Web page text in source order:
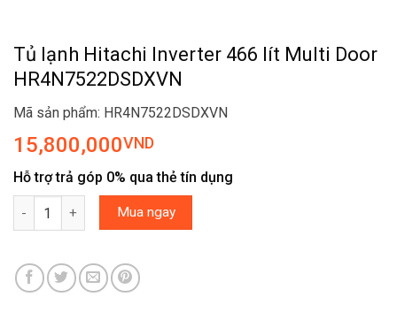
Tủ lạnh Hitachi Inverter 466 lít Multi Door
HR4N7522DSDXVN
Mã sản phẩm: HR4N7522DSDXVN
15,800,000VND
Hỗ trợ trả góp 0% qua thẻ tín dụng
Tủ lạnh Hitachi Inverter 466 lít Multi Door HR4N7522DSDXVN số
Mua ngay